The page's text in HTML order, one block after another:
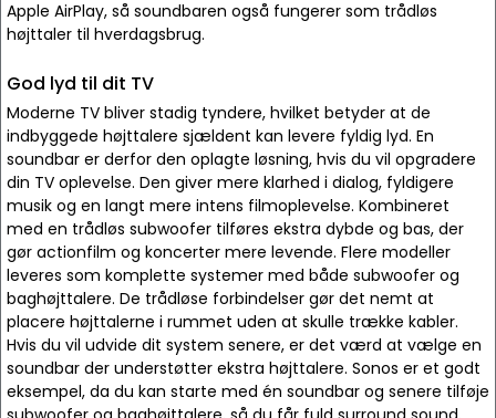
Apple AirPlay, så soundbaren også fungerer som trådløs
højttaler til hverdagsbrug.
God lyd til dit TV
Moderne TV bliver stadig tyndere, hvilket betyder at de
indbyggede højttalere sjældent kan levere fyldig lyd. En
soundbar er derfor den oplagte løsning, hvis du vil opgradere
din TV oplevelse. Den giver mere klarhed i dialog, fyldigere
musik og en langt mere intens filmoplevelse. Kombineret
med en trådløs subwoofer tilføres ekstra dybde og bas, der
gør actionfilm og koncerter mere levende. Flere modeller
leveres som komplette systemer med både subwoofer og
baghøjttalere. De trådløse forbindelser gør det nemt at
placere højttalerne i rummet uden at skulle trække kabler.
Hvis du vil udvide dit system senere, er det værd at vælge en
soundbar der understøtter ekstra højttalere. Sonos er et godt
eksempel, da du kan starte med én soundbar og senere tilføje